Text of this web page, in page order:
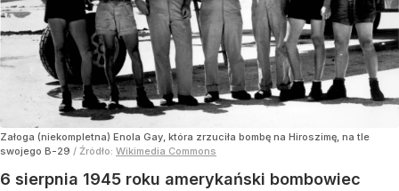
Załoga (niekompletna) Enola Gay, która zrzuciła bombę na Hiroszimę, na tle
swojego B-29 / Źródło: Wikimedia Commons
6 sierpnia 1945 roku amerykański bombowiec